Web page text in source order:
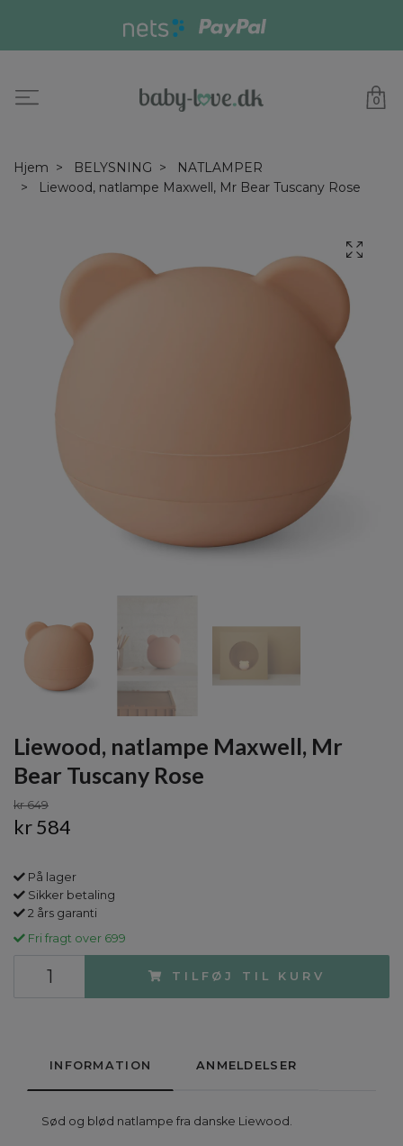
0
Hjem BELYSNING
NATLAMPER
Liewood, natlampe Maxwell, Mr Bear Tuscany Rose
Liewood, natlampe Maxwell, Mr
Bear Tuscany Rose
kr 649
kr 584
På lager
Sikker betaling
2 års garanti
Fri fragt over 699
TILFØJ TIL KURV
INFORMATION ANMELDELSER
Sød og blød natlampe fra danske Liewood.